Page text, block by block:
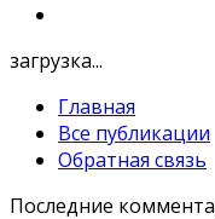
загрузка...
Главная
Все публикации
Обратная связь
Последние